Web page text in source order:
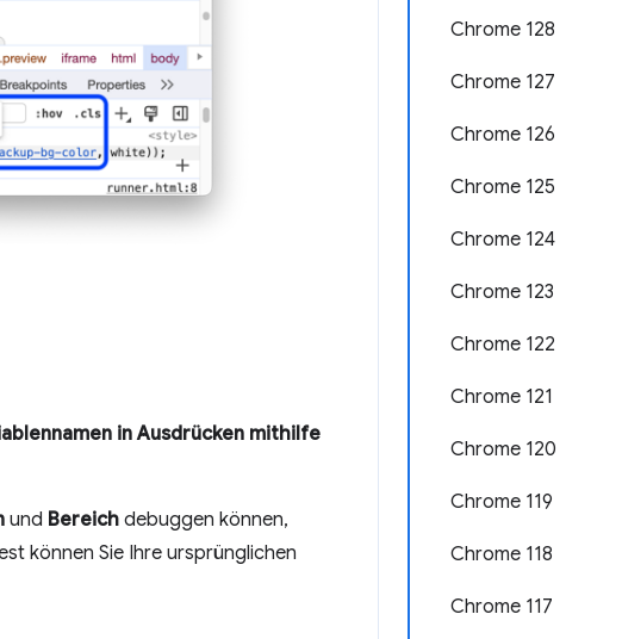
Chrome 128
Chrome 127
Chrome 126
Chrome 125
Chrome 124
Chrome 123
Chrome 122
Chrome 121
Chrome 120
Chrome 119
Chrome 118
Chrome 117
in Ausdrücken mithilfe
und Bereich debuggen können,
können Sie Ihre ursprünglichen